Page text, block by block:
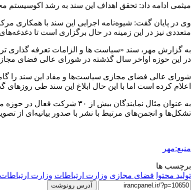
میثمی ادامه داد: تحقق اهداف این سند به رشد اکوسیستم
وی در پایان گفت: شیوه‌نامه اجرایی این سند با
متعددی نیز در این زمینه در حال برگزاری است تا
به گزارش مهر، سند «سیاست ها و الزامات تعرفه گذاری
در این حوزه اواخر سال گذشته در شورای عالی فضای
شورای عالی فضای مجازی سیاست‌ها و مفاد این سند را
اعلام کرده است اما با این حال ابلاغ این سند طی
به عنوان مثال نمایندگان
تشکل‌ها و انجمن‌های مرتبط با نشر با صدور بیانیه‌ای از
منبع:مهر
برچسب ها
تولید محتوا فضای مجازی وزارت ارتباطات وزارت
آدرس رونوشت